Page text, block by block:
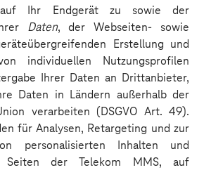
Ihr Endgerät zu sowie der
Daten, der Webseiten- sowie
Erstellung und
individuellen Nutzungsprofilen
Ihrer Daten an Drittanbieter,
Daten in Ländern außerhalb der
verarbeiten (DSGVO Art. 49).
für Analysen, Retargeting und zur
personalisierten Inhalten und
Seiten der Telekom MMS, auf
Unternehmen
unsere
Hier eine Auswahl: